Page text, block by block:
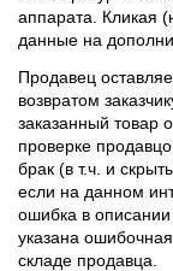
аппарата. Кликая
данные на
Продавец
возвратом
заказанный товар
проверке
брак (в т.ч. и
если на данном
ошибка в описании
указана
складе продавца.